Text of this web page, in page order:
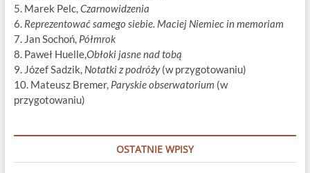
5. Marek Pelc,Czarnowidzenia
6. Reprezentować samego siebie. Maciej Niemiec in memoriam
7. Jan Sochoń, Półmrok
8. Paweł Huelle,Obłoki jasne nad tobą
9. Józef Sadzik, Notatki z podróży(w przygotowaniu)
10. Mateusz Bremer, Paryskie obserwatorium (w
przygotowaniu)
OSTATNIE WPISY